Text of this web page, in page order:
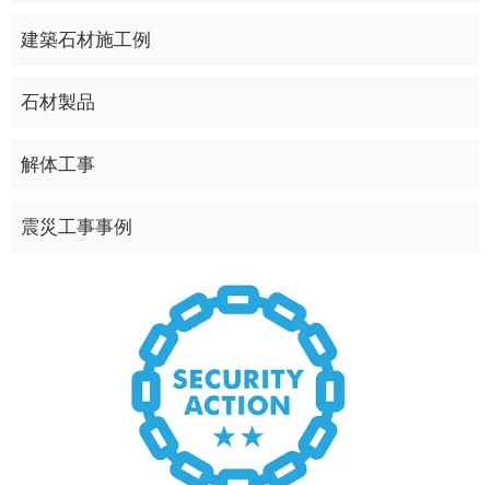
建築石材施工例
石材製品
解体工事
震災工事事例